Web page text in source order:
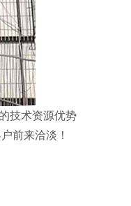
技术资源优势
前来洽淡！